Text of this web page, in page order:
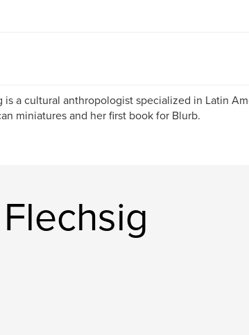
is a cultural anthropologist specialized in Latin
miniatures and her first book for Blurb.